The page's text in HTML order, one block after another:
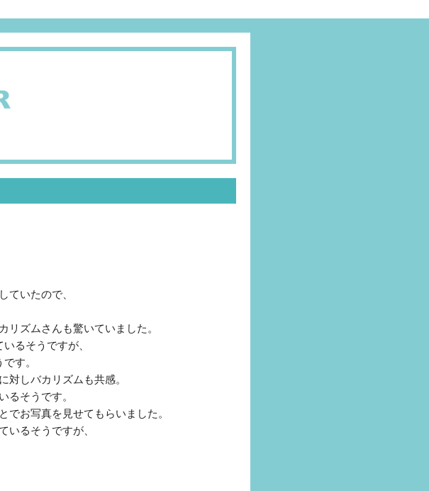
ていたので、
ズムさんも驚いていました。
るそうですが、
す。
対しバカリズムも共感。
るそうです。
でお写真を見せてもらいました。
いるそうですが、